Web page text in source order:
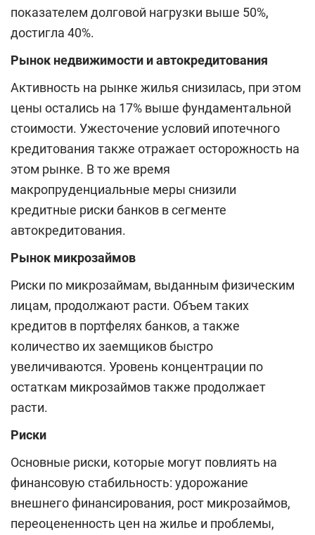
показателем долговой нагрузки выше 50%,
достигла 40%.
Рынок недвижимости и автокредитования
Активность на рынке жилья снизилась, при этом
цены остались на 17% выше фундаментальной
стоимости. Ужесточение условий ипотечного
кредитования также отражает осторожность на
этом рынке. В то же время
макропруденциальные меры снизили
кредитные риски банков в сегменте
автокредитования.
Рынок микрозаймов
Риски по микрозаймам, выданным физическим
лицам, продолжают расти. Объем таких
кредитов в портфелях банков, а также
количество их заемщиков быстро
увеличиваются. Уровень концентрации по
остаткам микрозаймов также продолжает
расти.
Риски
Основные риски, которые могут повлиять на
финансовую стабильность: удорожание
внешнего финансирования, рост микрозаймов,
переоцененность цен на жилье и проблемы,